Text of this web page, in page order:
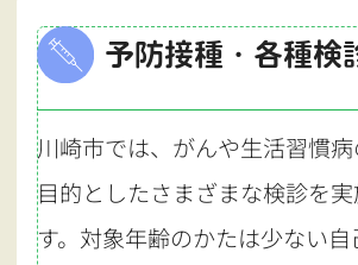
予防接種・各種検
川崎市では、がんや生活習慣
目的としたさまざまな検診を
す。対象年齢のかたは少ない